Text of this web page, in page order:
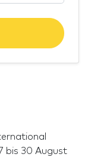
bis 30 August